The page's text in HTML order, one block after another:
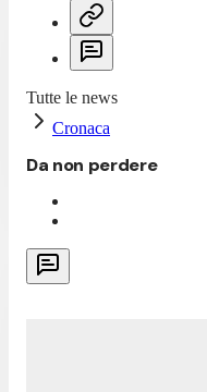
Tutte le news
Cronaca
Da non perdere